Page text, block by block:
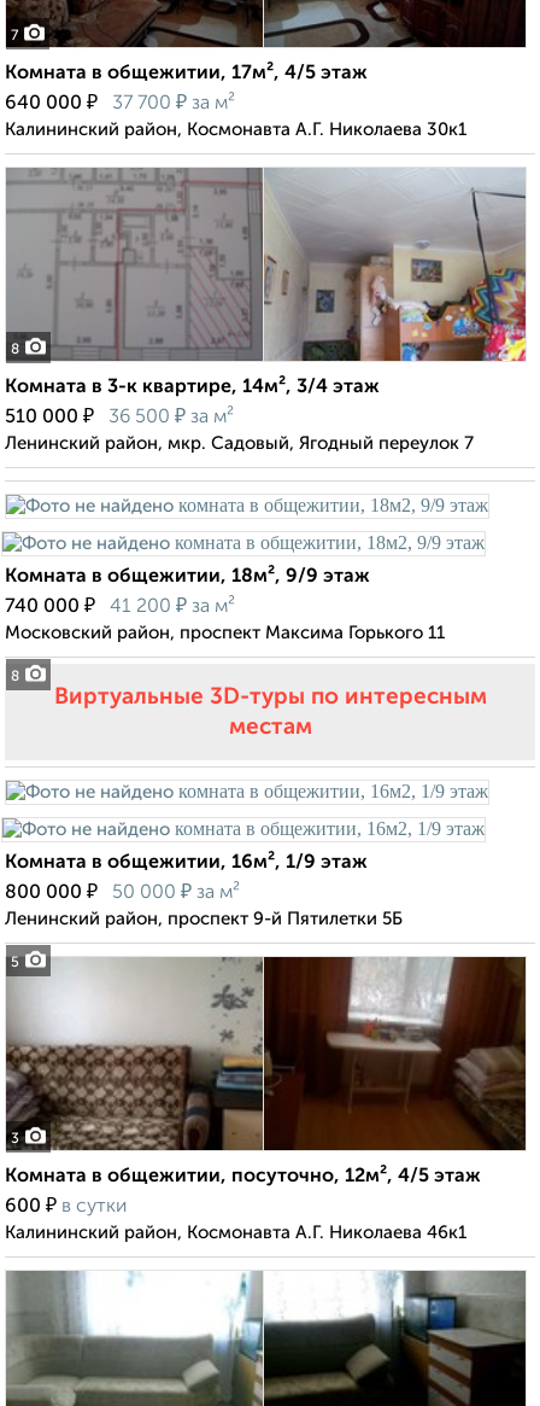
7
Комната в общежитии, 17м², 4/5 этаж
640 000 ₽ 37 700 ₽ за м²
Калининский район, Космонавта А.Г. Николаева 30к1
8
Комната в 3-к квартире, 14м², 3/4 этаж
510 000 ₽ 36 500 ₽ за м²
Ленинский район, мкр. Садовый, Ягодный переулок 7
8
Комната в общежитии, 18м², 9/9 этаж
740 000 ₽ 41 200 ₽ за м²
Московский район, проспект Максима Горького 11
Виртуальные 3D-туры по интересным
местам
5
Комната в общежитии, 16м², 1/9 этаж
800 000 ₽ 50 000 ₽ за м²
Ленинский район, проспект 9-й Пятилетки 5Б
3
Комната в общежитии, посуточно, 12м², 4/5 этаж
600 ₽ в сутки
Калининский район, Космонавта А.Г. Николаева 46к1